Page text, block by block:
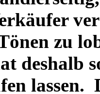
zu
deshalb
lassen.